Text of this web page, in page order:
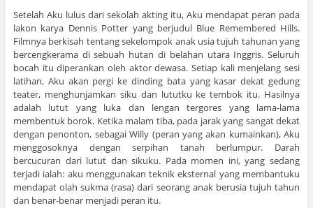
Setelah Aku lulus dari sekolah akting itu, Aku mendapat peran pada
lakon karya Dennis Potter yang berjudul Blue Remembered Hills.
Filmnya berkisah tentang sekelompok anak usia tujuh tahunan yang
bercengkerama di sebuah hutan di belahan utara Inggris. Seluruh
bocah itu diperankan oleh aktor dewasa. Setiap kali menjelang sesi
latihan, Aku akan pergi ke dinding bata yang kasar dekat gedung
teater, menghunjamkan siku dan lututku ke tembok itu. Hasilnya
adalah lutut yang luka dan lengan tergores yang lama-lama
membentuk borok. Ketika malam tiba, pada jarak yang sangat dekat
dengan penonton, sebagai Willy (peran yang akan kumainkan), Aku
menggosoknya dengan serpihan tanah berlumpur. Darah
bercucuran dari lutut dan sikuku. Pada momen ini, yang sedang
terjadi ialah: aku menggunakan teknik eksternal yang membantuku
mendapat olah sukma (rasa) dari seorang anak berusia tujuh tahun
dan benar-benar menjadi peran itu.